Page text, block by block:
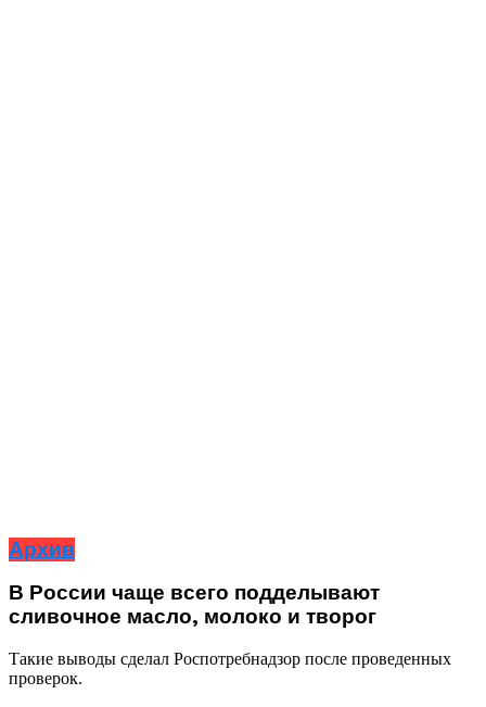
Архив
В России чаще всего подделывают
сливочное масло, молоко и творог
Такие выводы сделал Роспотребнадзор после проведенных
проверок.